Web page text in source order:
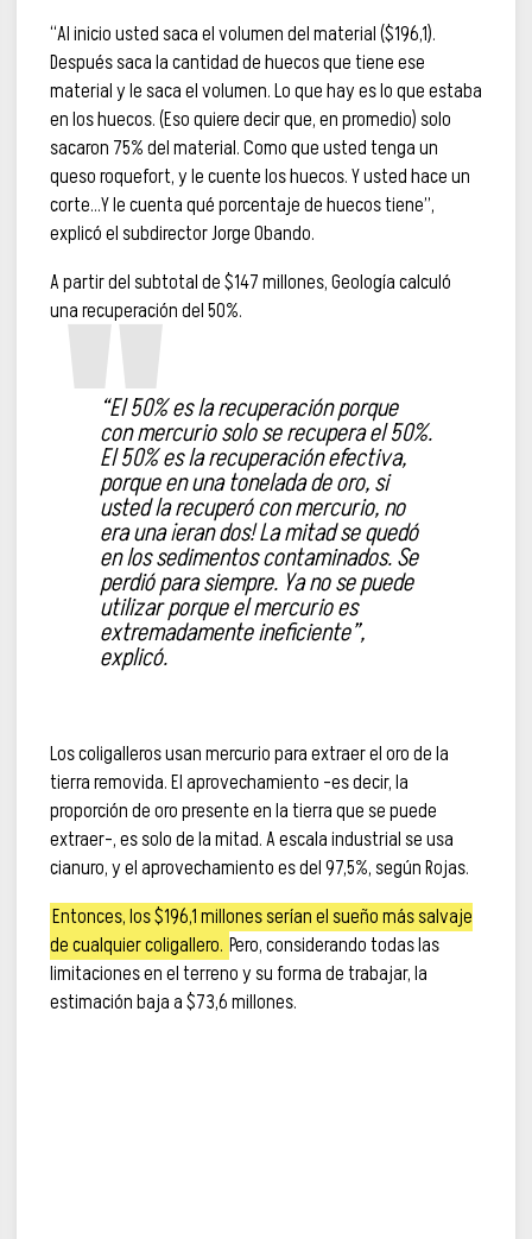
“Al inicio usted saca el volumen del material ($196,1).
Después saca la cantidad de huecos que tiene ese
material y le saca el volumen. Lo que hay es lo que estaba
en los huecos. (Eso quiere decir que, en promedio) solo
sacaron 75% del material. Como que usted tenga un
queso roquefort, y le cuente los huecos. Y usted hace un
corte…Y le cuenta qué porcentaje de huecos tiene”,
explicó el subdirector Jorge Obando.
A partir del subtotal de $147 millones, Geología calculó
una recuperación del 50%.
“El 50% es la recuperación porque
con mercurio solo se recupera el 50%.
El 50% es la recuperación efectiva,
porque en una tonelada de oro, si
usted la recuperó con mercurio, no
era una ¡eran dos! La mitad se quedó
en los sedimentos contaminados. Se
perdió para siempre. Ya no se puede
utilizar porque el mercurio es
extremadamente ineficiente”,
explicó.
Los coligalleros usan mercurio para extraer el oro de la
tierra removida. El aprovechamiento –es decir, la
proporción de oro presente en la tierra que se puede
extraer–, es solo de la mitad. A escala industrial se usa
cianuro, y el aprovechamiento es del 97,5%, según Rojas.
Entonces, los $196,1 millones serían el sueño más salvaje
de cualquier coligallero. Pero, considerando todas las
limitaciones en el terreno y su forma de trabajar, la
estimación baja a $73,6 millones.